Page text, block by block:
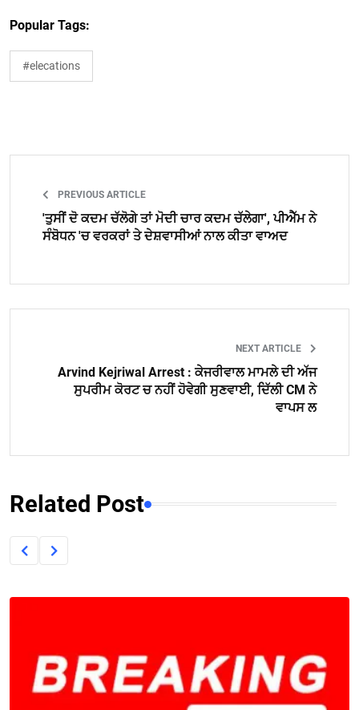
Popular Tags:
#elecations
PREVIOUS ARTICLE
'ਤੁਸੀਂ ਦੋ ਕਦਮ ਚੱਲੋਗੇ ਤਾਂ ਮੋਦੀ ਚਾਰ ਕਦਮ ਚੱਲੇਗਾ', ਪੀਐੱਮ ਨੇ
ਸੰਬੋਧਨ 'ਚ ਵਰਕਰਾਂ ਤੇ ਦੇਸ਼ਵਾਸੀਆਂ ਨਾਲ ਕੀਤਾ ਵਾਅਦ
NEXT ARTICLE
Arvind Kejriwal Arrest : ਕੇਜਰੀਵਾਲ ਮਾਮਲੇ ਦੀ ਅੱਜ
ਸੁਪਰੀਮ ਕੋਰਟ ਚ ਨਹੀਂ ਹੋਵੇਗੀ ਸੁਣਵਾਈ, ਦਿੱਲੀ CM ਨੇ
ਵਾਪਸ ਲ
Related Post